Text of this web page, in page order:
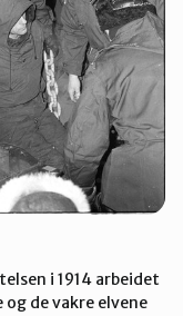
i 1914 arbeidet
de vakre elvene